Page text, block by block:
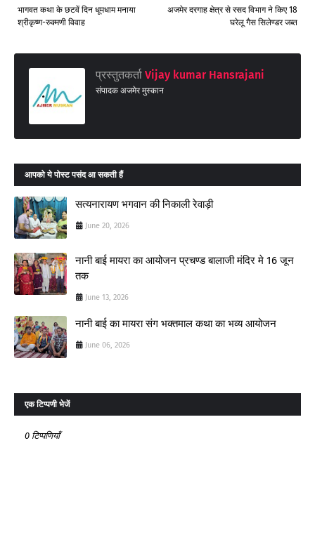
अजमेर दरगाह क्षेत्र से रसद विभाग ने किए 18
घरेलू गैस सिलेण्डर जब्त
भागवत कथा के छटवें दिन धूमधाम मनाया
श्रीकृष्ण-रुक्मणी विवाह
प्रस्तुतकर्ता Vijay kumar Hansrajani
संपादक अजमेर मुस्कान
आपको ये पोस्ट पसंद आ सकती हैं
सत्यनारायण भगवान की निकाली रेवाड़ी
June 20, 2026
नानी बाई मायरा का आयोजन प्रचण्ड बालाजी मंदिर मे 16 जून
तक
June 13, 2026
नानी बाई का मायरा संग भक्तमाल कथा का भव्य आयोजन
June 06, 2026
एक टिप्पणी भेजें
0 टिप्पणियाँ